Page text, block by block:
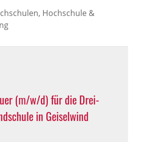
Hochschule &
(m/w/d) für die Drei-
in Geiselwind